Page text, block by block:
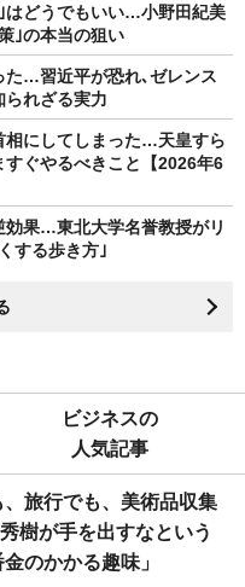
はどうでもいい…小野田紀美
｣の本当の狙い
た…習近平が恐れ､ゼレンス
られざる実力
相にしてしまった…天皇すら
ぐやるべきこと【2026年6
効果…東北大学名誉教授がリ
する歩き方｣
ビジネスの
人気記事
旅行でも、美術品収集
樹が手を出すなという
のかかる趣味」